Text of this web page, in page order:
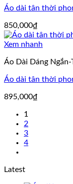
Áo dài tân thời
850,000₫
Xem nhanh
Áo Dài Dáng Ngắn-
Áo dài tân thời
895,000₫
1
2
3
4
Latest